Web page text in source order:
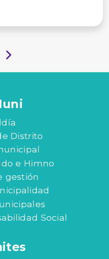
Distrito
e Himno
gestión
Social